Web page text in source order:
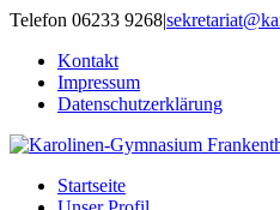
Zum
springen
Telefon 06233 9268|
Kontakt
Impressum
Datenschutzerklärung
Startseite